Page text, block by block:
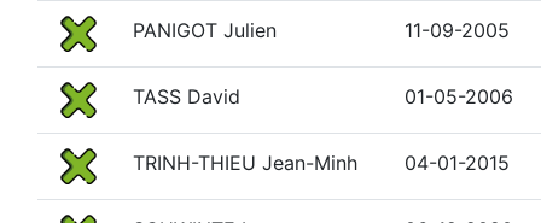
PANIGOT Julien 11-09-2005
TASS David 01-05-2006
TRINH-THIEU Jean-Minh 04-01-2015